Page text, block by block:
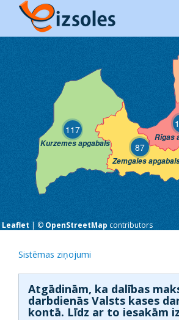
87
Zemgales
117
Kurzemes apgabals
Rīgas
Leaflet | © OpenStreetMap contributors
Sistēmas ziņojumi
Atgādinām, ka dalības
darbdienās Valsts kases
kontā. Līdz ar to iesakām